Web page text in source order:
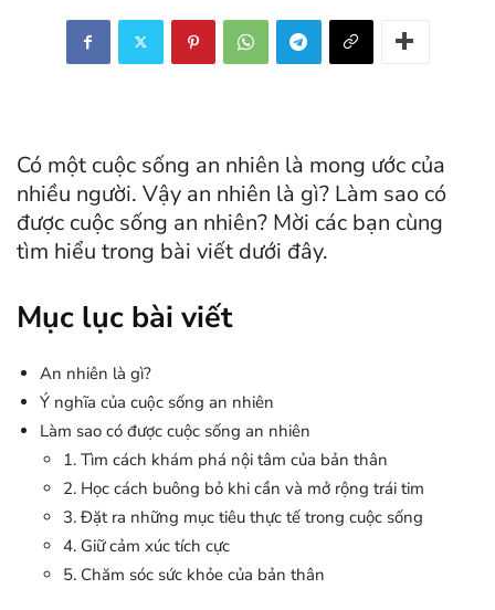
Có một cuộc sống an nhiên là mong ước của
nhiều người. Vậy an nhiên là gì? Làm sao có
được cuộc sống an nhiên? Mời các bạn cùng
tìm hiểu trong bài viết dưới đây.
Mục lục bài viết
An nhiên là gì?
Ý nghĩa của cuộc sống an nhiên
Làm sao có được cuộc sống an nhiên
1. Tìm cách khám phá nội tâm của bản thân
2. Học cách buông bỏ khi cần và mở rộng trái tim
3. Đặt ra những mục tiêu thực tế trong cuộc sống
4. Giữ cảm xúc tích cực
5. Chăm sóc sức khỏe của bản thân